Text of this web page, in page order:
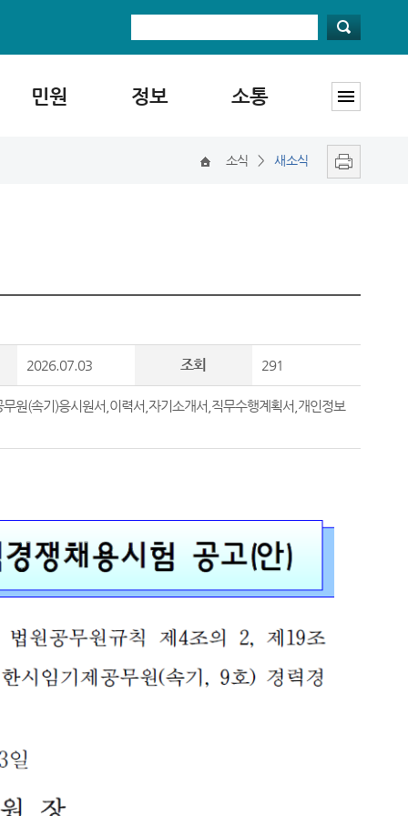
민원 정보 소통
소식 > 새소식
2026.07.03 조회 291
원(속기)응시원서,이력서,자기소개서,직무수행계획서,개인정보